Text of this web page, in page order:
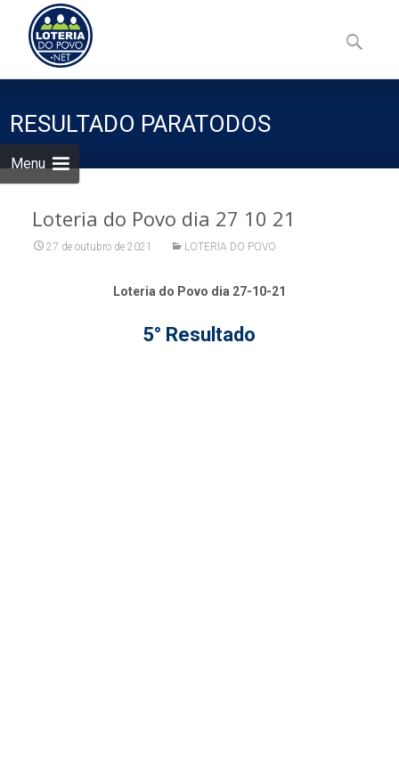
Menu
to
content
por:
RESULTADO PARATODOS
Loteria do Povo dia 27 10 21
27 de outubro de 2021 LOTERIA DO POVO
Loteria do Povo dia 27-10-21
5° Resultado